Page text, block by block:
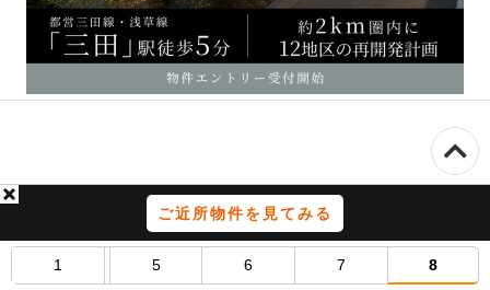
ご近所物件を見てみる
1 5 6 7 8